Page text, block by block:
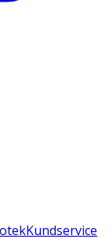
Kundservice